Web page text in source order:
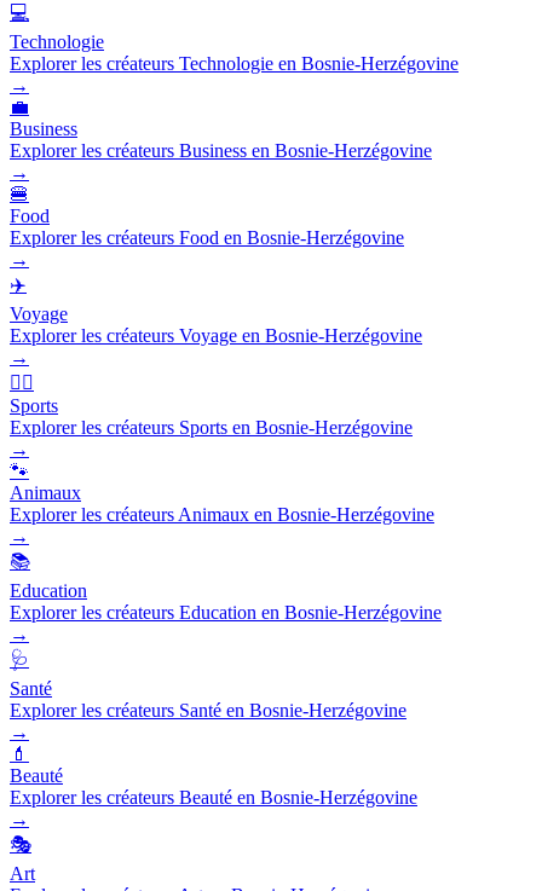
💻
Technologie
Explorer les créateurs Technologie en Bosnie-Herzégovine
→
💼
Business
Explorer les créateurs Business en Bosnie-Herzégovine
→
🍔
Food
Explorer les créateurs Food en Bosnie-Herzégovine
→
✈️
Voyage
Explorer les créateurs Voyage en Bosnie-Herzégovine
→
🏃‍♂️
Sports
Explorer les créateurs Sports en Bosnie-Herzégovine
→
🐾
Animaux
Explorer les créateurs Animaux en Bosnie-Herzégovine
→
📚
Education
Explorer les créateurs Education en Bosnie-Herzégovine
→
🩺
Santé
Explorer les créateurs Santé en Bosnie-Herzégovine
→
💄
Beauté
Explorer les créateurs Beauté en Bosnie-Herzégovine
→
🎭
Art